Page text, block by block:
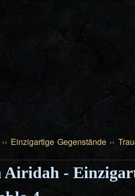
Einzigartige Gegenstände››
Airidah -